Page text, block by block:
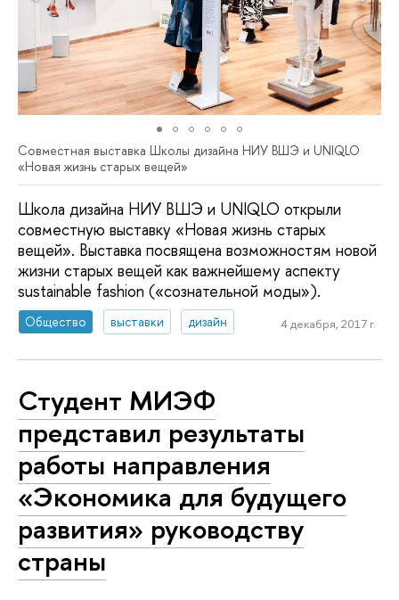
Совместная выставка Школы дизайна НИУ ВШЭ и UNIQLO
«Новая жизнь старых вещей»
Школа дизайна НИУ ВШЭ и UNIQLO открыли
совместную выставку «Новая жизнь старых
вещей». Выставка посвящена возможностям новой
жизни старых вещей как важнейшему аспекту
sustainable fashion («сознательной моды»).
Общество выставки дизайн 4 декабря, 2017 г.
Студент МИЭФ
представил результаты
работы направления
«Экономика для будущего
развития» руководству
страны